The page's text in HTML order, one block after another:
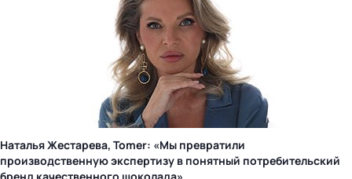
Наталья Жестарева, Tomer: «Мы превратили
производственную экспертизу в понятный потребительский
бренд качественного шоколада»